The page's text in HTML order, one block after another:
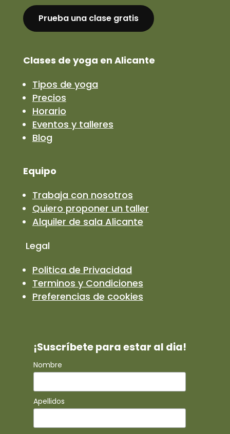
Prueba una clase gratis
Clases de yoga en Alicante
Tipos de yoga
Precios
Horario
Eventos y talleres
Blog
Equipo
Trabaja con nosotros
Quiero proponer un taller
Alquiler de sala Alicante
Legal
Politica de Privacidad
Terminos y Condiciones
Preferencias de cookies
¡Suscríbete para estar al dia!
Nombre
Apellidos